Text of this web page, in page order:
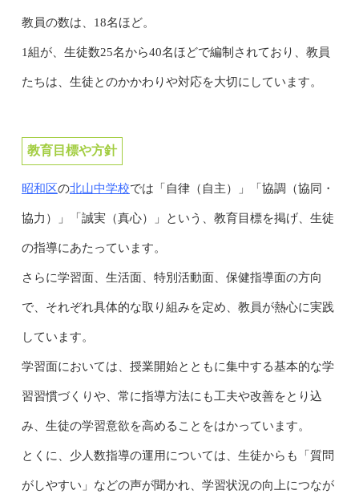
教員の数は、18名ほど。
1組が、生徒数25名から40名ほどで編制されており、教員
たちは、生徒とのかかわりや対応を大切にしています。
教育目標や方針
昭和区の北山中学校では「自律（自主）」「協調（協同・
協力）」「誠実（真心）」という、教育目標を掲げ、生徒
の指導にあたっています。
さらに学習面、生活面、特別活動面、保健指導面の方向
で、それぞれ具体的な取り組みを定め、教員が熱心に実践
しています。
学習面においては、授業開始とともに集中する基本的な学
習習慣づくりや、常に指導方法にも工夫や改善をとり込
み、生徒の学習意欲を高めることをはかっています。
とくに、少人数指導の運用については、生徒からも「質問
がしやすい」などの声が聞かれ、学習状況の向上につなが